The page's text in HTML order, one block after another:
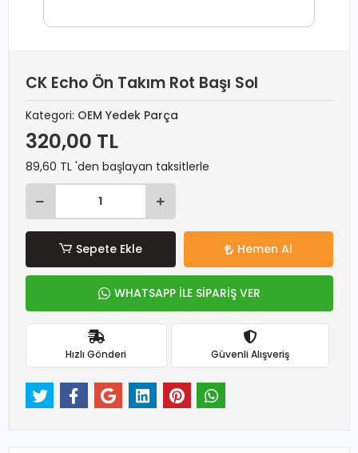
CK Echo Ön Takım Rot Başı Sol
Kategori: OEM Yedek Parça
320,00 TL
89,60 TL 'den başlayan taksitlerle
Sepete Ekle Hemen Al
WHATSAPP İLE SİPARİŞ VER
Hızlı Gönderi Güvenli Alışveriş